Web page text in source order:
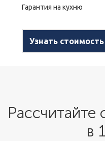
Гарантия на кухню
Узнать стоимость
Рассчитайте
в